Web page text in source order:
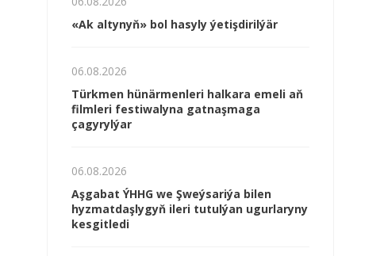
«Ak altynyň» bol hasyly ýetişdirilýär
06.08.2026
Türkmen hünärmenleri halkara emeli aň
filmleri festiwalyna gatnaşmaga
çagyrylýar
06.08.2026
Aşgabat ÝHHG we Şweýsariýa bilen
hyzmatdaşlygyň ileri tutulýan ugurlaryny
kesgitledi